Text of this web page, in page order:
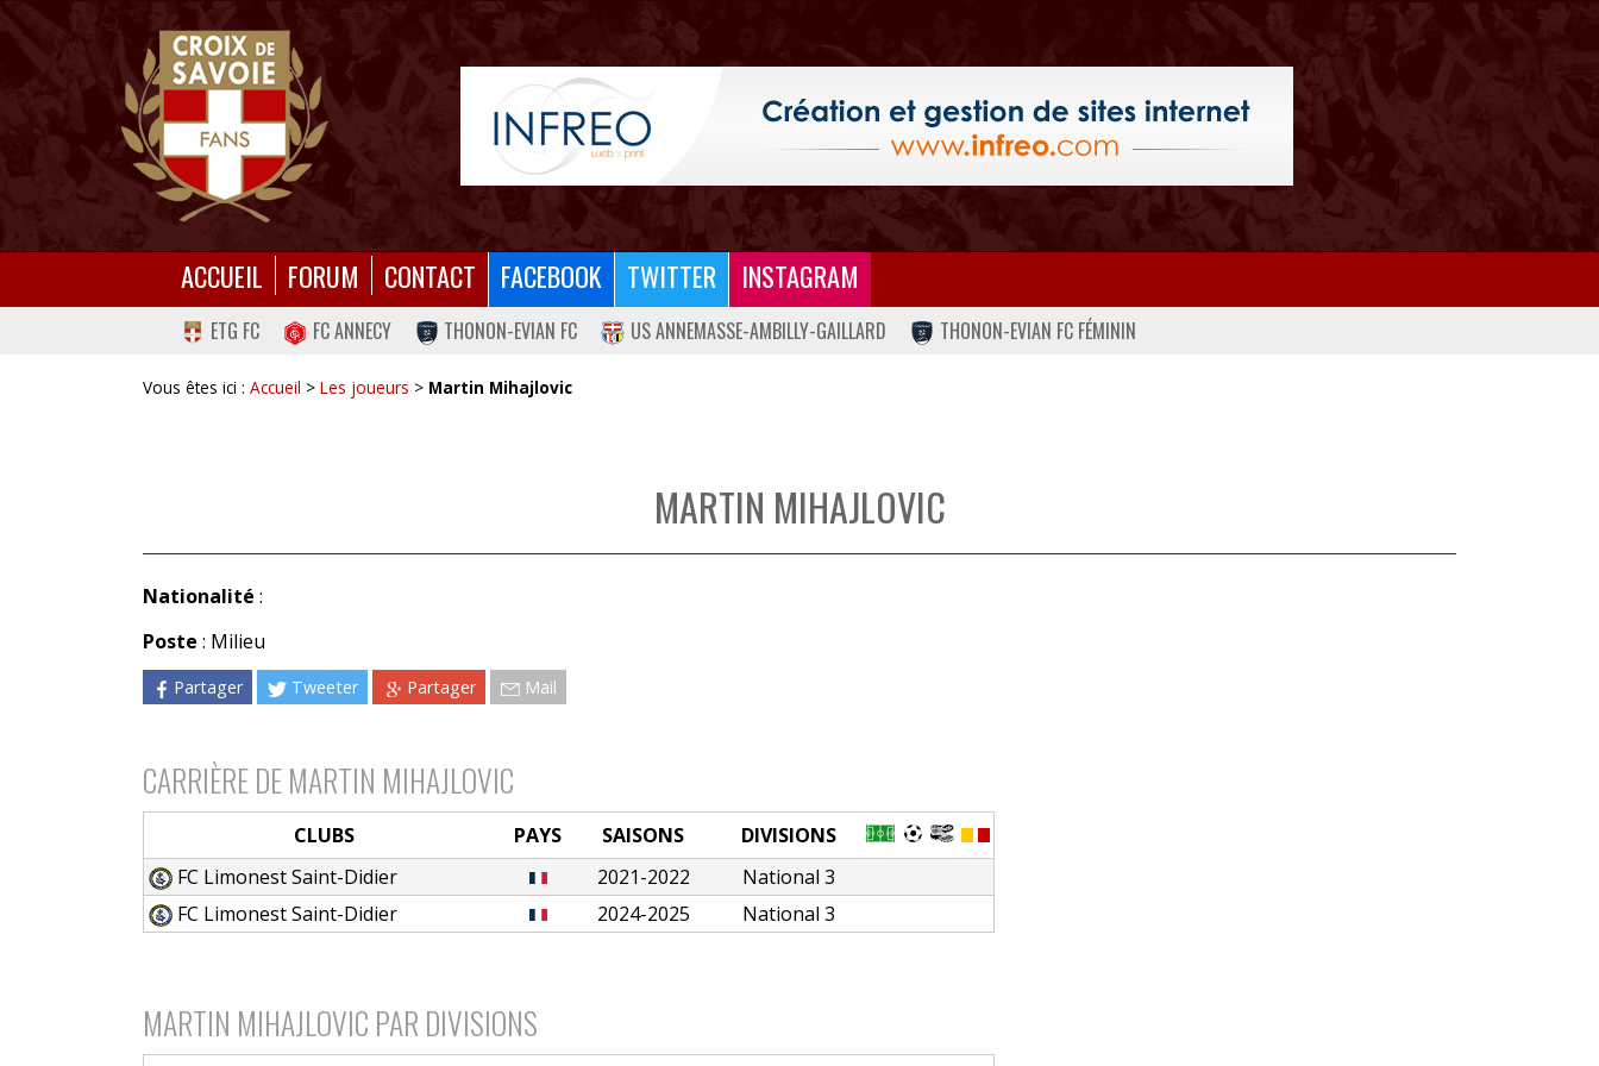
ACCUEIL FORUM CONTACT FACEBOOK TWITTER INSTAGRAM
ETG FC FC ANNECY THONON-EVIAN FC US ANNEMASSE-AMBILLY-GAILLARD THONON-EVIAN FC FÉMININ
Vous êtes ici : Accueil > Les joueurs > Martin Mihajlovic
MARTIN MIHAJLOVIC
Nationalité :
Poste : Milieu
Partager Tweeter Partager Mail
CARRIÈRE DE MARTIN MIHAJLOVIC
CLUBS PAYS SAISONS
DIVISIONS
FC Limonest Saint-Didier
2021-2022
National 3
FC Limonest Saint-Didier
2024-2025 National 3
MARTIN MIHAJLOVIC PAR DIVISIONS